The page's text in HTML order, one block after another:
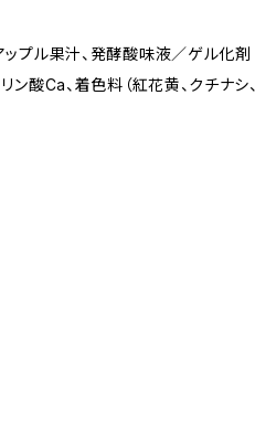
ップル果汁、発酵酸味液／ゲル化剤
ン酸Ca、着色料（紅花黄、クチナシ、